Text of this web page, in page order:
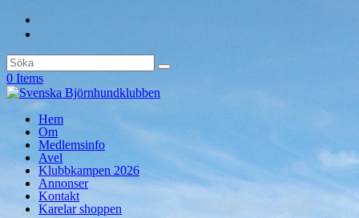
0 Items
Hem
Om
Medlemsinfo
Avel
Klubbkampen 2026
Annonser
Kontakt
Karelar shoppen